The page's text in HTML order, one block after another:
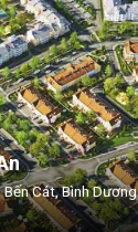
Cát, Bình Dương